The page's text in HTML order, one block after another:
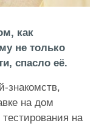
как
не только
спасло её.
знакомств,
на дом
на